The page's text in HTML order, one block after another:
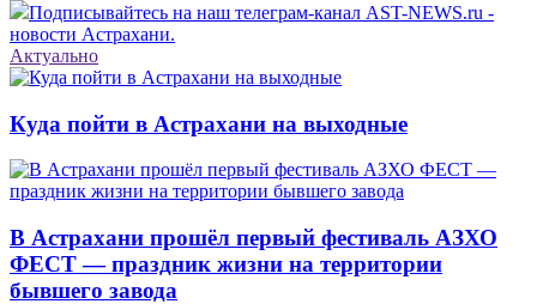
Подписывайтесь на наш телеграм-канал AST-NEWS.ru -
новости Астрахани.
Актуально
Куда пойти в Астрахани на выходные
В Астрахани прошёл первый фестиваль АЗХО
ФЕСТ — праздник жизни на территории
бывшего завода